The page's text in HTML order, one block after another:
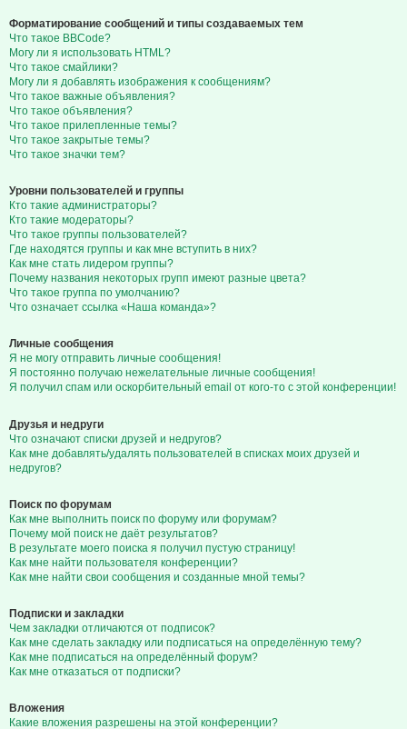
Форматирование сообщений и типы создаваемых тем
Что такое BBCode?
Могу ли я использовать HTML?
Что такое смайлики?
Могу ли я добавлять изображения к сообщениям?
Что такое важные объявления?
Что такое объявления?
Что такое прилепленные темы?
Что такое закрытые темы?
Что такое значки тем?
Уровни пользователей и группы
Кто такие администраторы?
Кто такие модераторы?
Что такое группы пользователей?
Где находятся группы и как мне вступить в них?
Как мне стать лидером группы?
Почему названия некоторых групп имеют разные цвета?
Что такое группа по умолчанию?
Что означает ссылка «Наша команда»?
Личные сообщения
Я не могу отправить личные сообщения!
Я постоянно получаю нежелательные личные сообщения!
Я получил спам или оскорбительный email от кого-то с этой конференции!
Друзья и недруги
Что означают списки друзей и недругов?
Как мне добавлять/удалять пользователей в списках моих друзей и
недругов?
Поиск по форумам
Как мне выполнить поиск по форуму или форумам?
Почему мой поиск не даёт результатов?
В результате моего поиска я получил пустую страницу!
Как мне найти пользователя конференции?
Как мне найти свои сообщения и созданные мной темы?
Подписки и закладки
Чем закладки отличаются от подписок?
Как мне сделать закладку или подписаться на определённую тему?
Как мне подписаться на определённый форум?
Как мне отказаться от подписки?
Вложения
Какие вложения разрешены на этой конференции?